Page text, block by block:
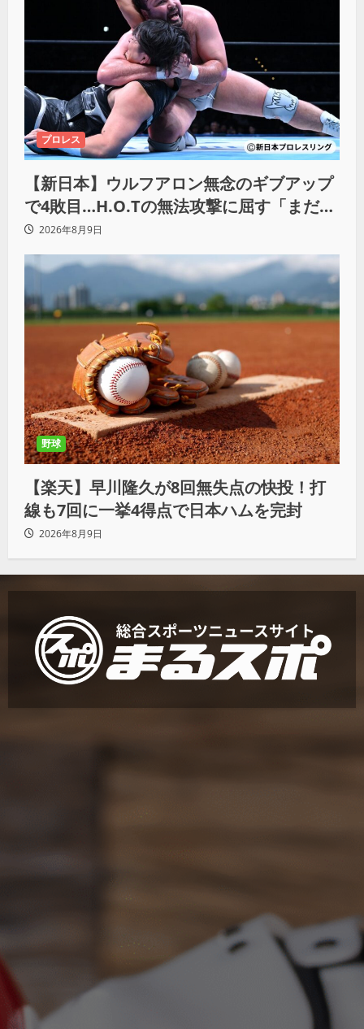
プロレス
【新日本】ウルフアロン無念のギブアップ
で4敗目…H.O.Tの無法攻撃に屈す「まだま
だ俺自身の力はこんなもんだなって」
2026年8月9日
野球
【楽天】早川隆久が8回無失点の快投！打
線も7回に一挙4得点で日本ハムを完封
2026年8月9日